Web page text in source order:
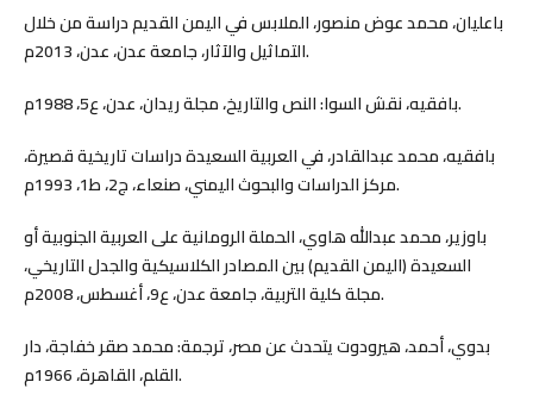
باعليان، محمد عوض منصور، الملابس في اليمن القديم دراسة من خلال
التماثيل والآثار، جامعة عدن، عدن، 2013م.
بافقيه، نقش السوا: النص والتاريخ، مجلة ريدان، عدن، ع5، 1988م.
بافقيه، محمد عبدالقادر، في العربية السعيدة دراسات تاريخية قصيرة،
مركز الدراسات والبحوث اليمني، صنعاء، ج2، ط1، 1993م.
باوزير، محمد عبدالله هاوي، الحملة الرومانية على العربية الجنوبية أو
السعيدة (اليمن القديم) بين المصادر الكلاسيكية والجدل التاريخي،
مجلة كلية التربية، جامعة عدن، ع9، أغسطس، 2008م.
بدوي، أحمد، هيرودوت يتحدث عن مصر، ترجمة: محمد صقر خفاجة، دار
القلم، القاهرة، 1966م.